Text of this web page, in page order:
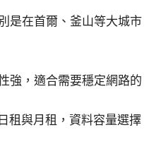
是在首爾、釜山等大城市
強，適合需要穩定網路的
租與月租，資料容量選擇